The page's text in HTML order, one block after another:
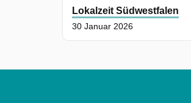
Lokalzeit Südwestfalen
30 Januar 2026